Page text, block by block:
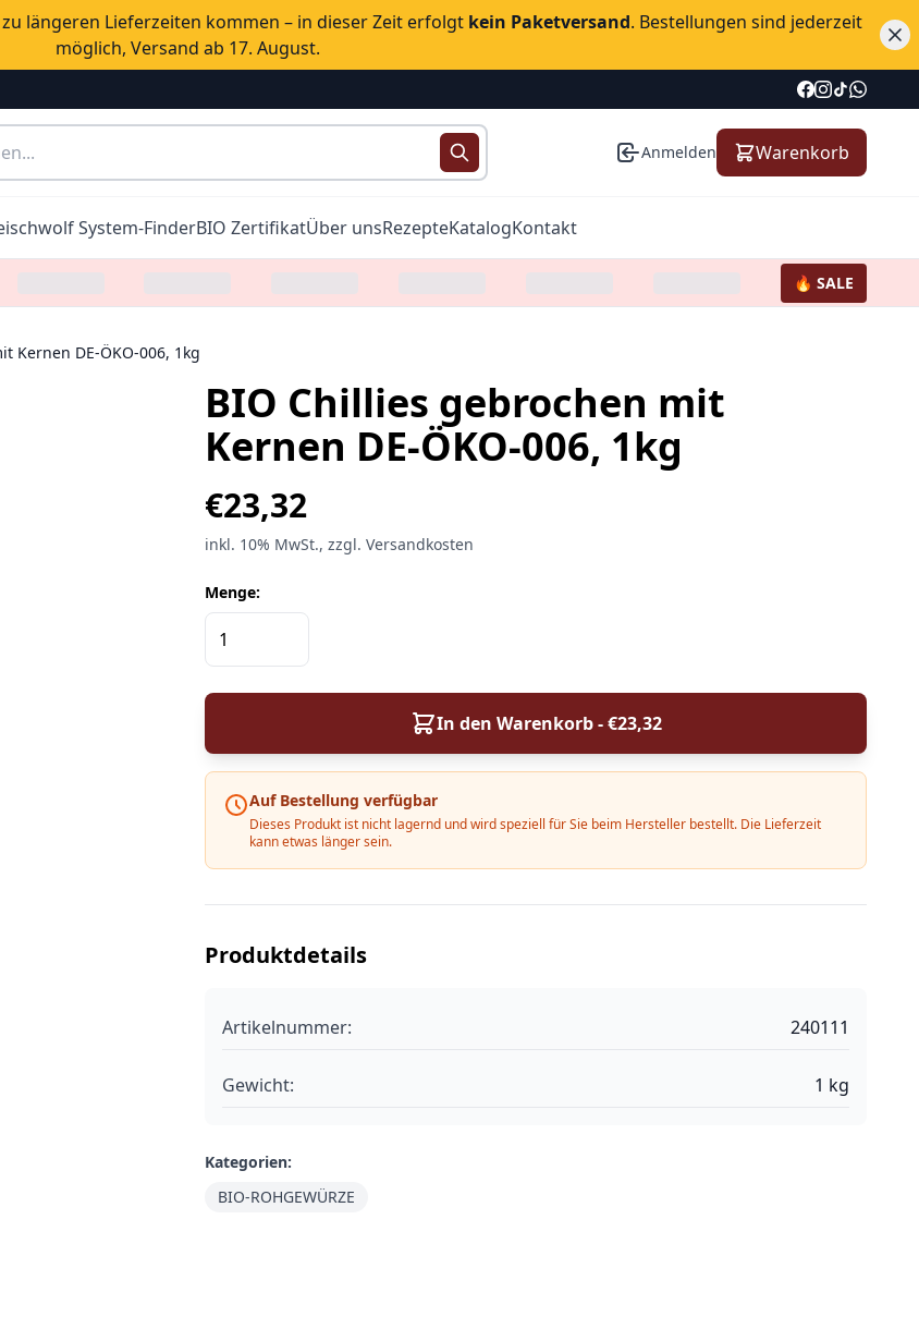
längeren Lieferzeiten kommen – in dieser Zeit erfolgt kein Paketversand. Bestellungen sind jederzeit
möglich, Versand ab 17. August.
Anmelden Warenkorb
System-FinderBIO ZertifikatÜber unsRezepteKatalogKontakt
🔥 SALE
Kernen DE-ÖKO-006, 1kg
BIO Chillies gebrochen mit
Kernen DE-ÖKO-006, 1kg
€23,32
inkl. 10% MwSt., zzgl. Versandkosten
Menge:
In den Warenkorb - €23,32
Auf Bestellung verfügbar
Dieses Produkt ist nicht lagernd und wird speziell für Sie beim Hersteller bestellt. Die Lieferzeit
kann etwas länger sein.
Produktdetails
Artikelnummer: 240111
Gewicht: 1 kg
Kategorien:
BIO-ROHGEWÜRZE